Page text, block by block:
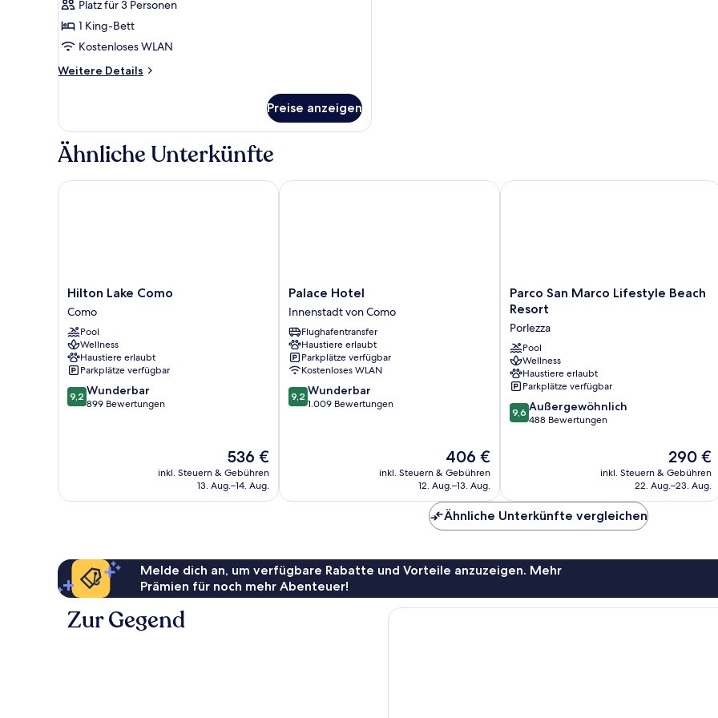
anzeigen
Platz für 3 Personen
1 King-Bett
Kostenloses WLAN
Weitere Details
Weitere
Premium
Room
Preise anzeigen
Ähnliche Unterkünfte
Hilton
Lake
Como
Como
Hilton Lake Como
Como
Pool
Wellness
Haustiere erlaubt
Parkplätze verfügbar
9.2
von
9,2 Wunderbar
899 Bewertungen
Der
Preis
beträgt
536 €
inkl. Steuern & Gebühren
13. Aug.–14. Aug.
Hilton Lake Como
Palace
Hotel
Innenstadt
von
Como
Palace Hotel
Innenstadt von Como
Flughafentransfer
Haustiere erlaubt
Parkplätze verfügbar
Kostenloses WLAN
9.2
von
9,2 Wunderbar
1.009 Bewertungen
Der
Preis
beträgt
406 €
inkl. Steuern & Gebühren
12. Aug.–13. Aug.
Palace Hotel
Parco
San
Lifestyle
Beach
Resort
Porlezza
Parco San Marco Lifestyle Beach
Resort
Porlezza
Pool
Wellness
Haustiere erlaubt
Parkplätze verfügbar
9.6
von
9,6 Außergewöhnlich
488 Bewertungen
Der
Preis
beträgt
290 €
inkl. Steuern & Gebühren
22. Aug.–23. Aug.
Parco San Marco Lifestyle Beach
Ähnliche Unterkünfte vergleichen
Melde dich an, um verfügbare Rabatte und Vorteile anzuzeigen. Mehr
Prämien für noch mehr Abenteuer!
Zur Gegend